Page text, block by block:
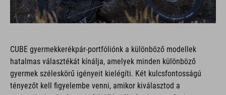
CUBE gyermekkerékpár-portfóliónk a különböző modellek
hatalmas választékát kínálja, amelyek minden különböző
gyermek széleskörű igényeit kielégíti. Két kulcsfontosságú
tényezőt kell figyelembe venni, amikor kiválasztod a